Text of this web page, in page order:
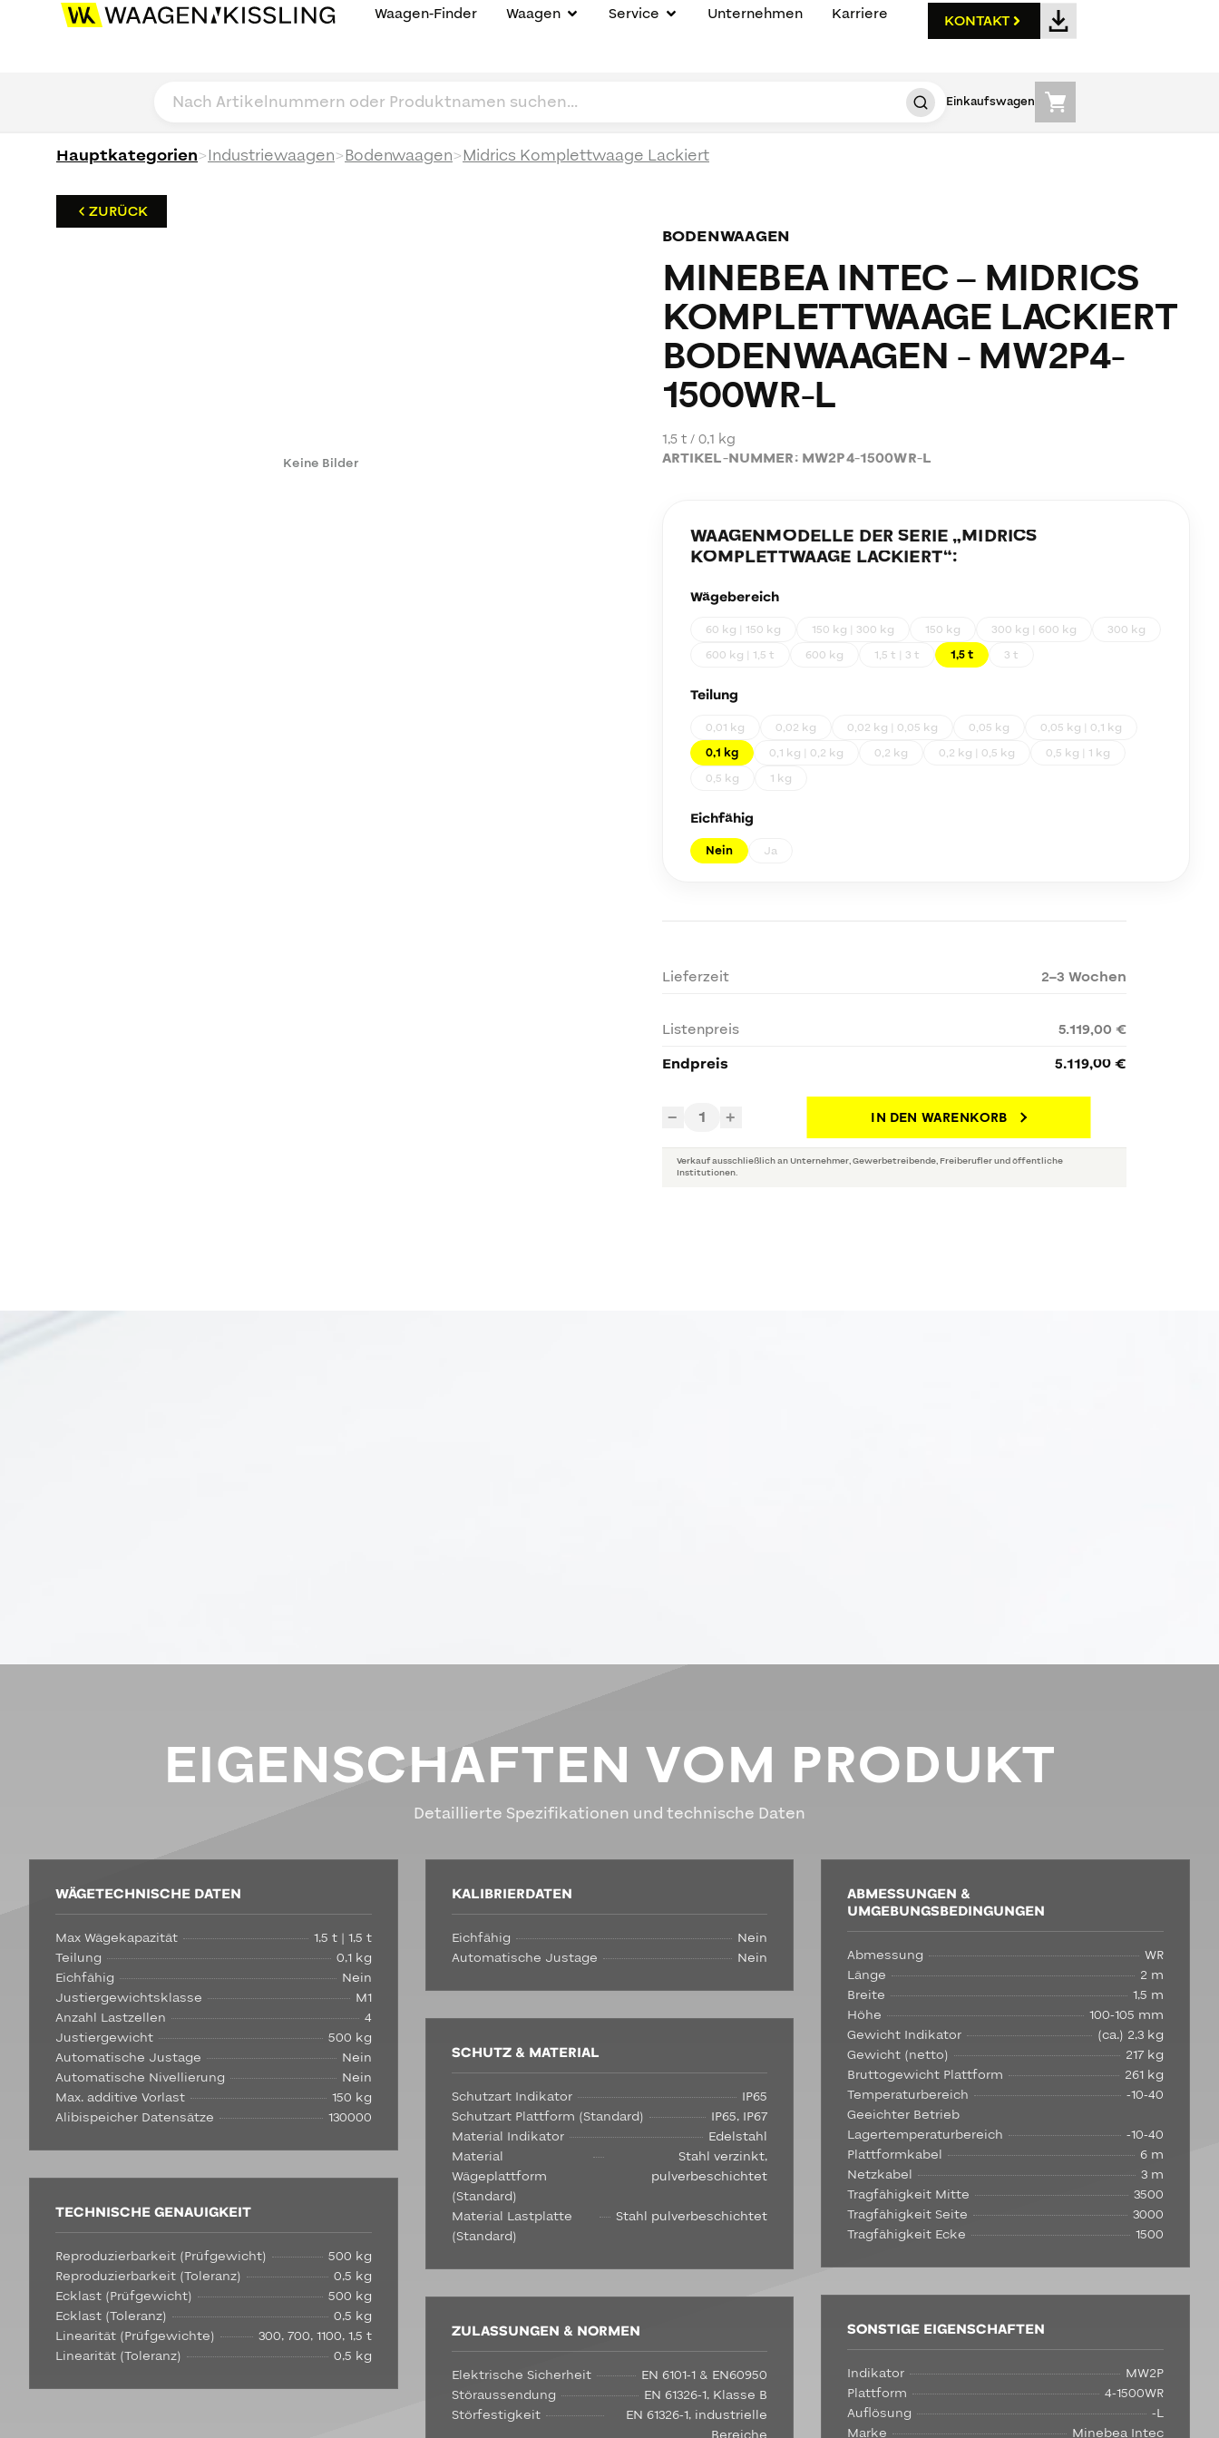
Waagen-Finder Waagen Service Unternehmen Karriere KONTAKT
Einkaufswagen
Hauptkategorien>Industriewaagen>Bodenwaagen>Midrics Komplettwaage Lackiert
ZURÜCK
Keine Bilder
BODENWAAGEN
MINEBEA INTEC – MIDRICS
KOMPLETTWAAGE LACKIERT
BODENWAAGEN - MW2P4-
1500WR-L
1,5 t / 0,1 kg
ARTIKEL-NUMMER: MW2P4-1500WR-L
WAAGENMODELLE DER SERIE „MIDRICS
KOMPLETTWAAGE LACKIERT“:
Wägebereich
60 kg | 150 kg 150 kg | 300 kg 150 kg 300 kg | 600 kg
300 kg
600 kg | 1,5 t
600 kg 1,5 t | 3 t 1,5 t 3 t
Teilung
0,01 kg 0,02 kg 0,02 kg | 0,05 kg 0,05 kg
0,05 kg | 0,1 kg
0,1 kg
0,1 kg | 0,2 kg 0,2 kg 0,2 kg | 0,5 kg
0,5 kg | 1 kg
0,5 kg
1 kg
Eichfähig
Nein Ja
Lieferzeit 2–3 Wochen
Listenpreis
5.119,00 €
Endpreis
5.119,00 €
− 1 + IN DEN WARENKORB
Verkauf ausschließlich an Unternehmer, Gewerbetreibende, Freiberufler und öffentliche
Institutionen.
EIGENSCHAFTEN VOM PRODUKT
Detaillierte Spezifikationen und technische Daten
WÄGETECHNISCHE DATEN
Max Wägekapazität
1,5 t | 1,5 t
Teilung
0,1 kg
Eichfähig
Nein
Justiergewichtsklasse
M1
Anzahl Lastzellen
4
Justiergewicht
500 kg
Automatische Justage
Nein
Automatische Nivellierung
Nein
Max. additive Vorlast
150 kg
Alibispeicher Datensätze
130000
TECHNISCHE GENAUIGKEIT
Reproduzierbarkeit (Prüfgewicht)
500 kg
Reproduzierbarkeit (Toleranz)
0,5 kg
Ecklast (Prüfgewicht)
500 kg
Ecklast (Toleranz)
0,5 kg
Linearität (Prüfgewichte)
300, 700, 1100, 1,5 t
Linearität (Toleranz)
0,5 kg
KALIBRIERDATEN
Eichfähig
Nein
Automatische Justage
Nein
SCHUTZ & MATERIAL
Schutzart Indikator
IP65
Schutzart Plattform (Standard)
IP65, IP67
Material Indikator
Edelstahl
Material
Wägeplattform
(Standard)
Stahl verzinkt,
pulverbeschichtet
Material Lastplatte
(Standard)
Stahl pulverbeschichtet
ZULASSUNGEN & NORMEN
Elektrische Sicherheit
EN 6101-1 & EN60950
Störaussendung
EN 61326-1, Klasse B
Störfestigkeit
EN 61326-1, industrielle
ABMESSUNGEN &
UMGEBUNGSBEDINGUNGEN
Abmessung
WR
Länge
2 m
Breite
1,5 m
Höhe
100-105 mm
Gewicht Indikator
(ca.) 2,3 kg
Gewicht (netto)
217 kg
Bruttogewicht Plattform
261 kg
Temperaturbereich
Geeichter Betrieb
-10-40
Lagertemperaturbereich
-10-40
Plattformkabel
6 m
Netzkabel
3 m
Tragfähigkeit Mitte
3500
Tragfähigkeit Seite
3000
Tragfähigkeit Ecke
1500
SONSTIGE EIGENSCHAFTEN
Indikator
MW2P
Plattform
4-1500WR
Auflösung
-L
Marke
Minebea Intec